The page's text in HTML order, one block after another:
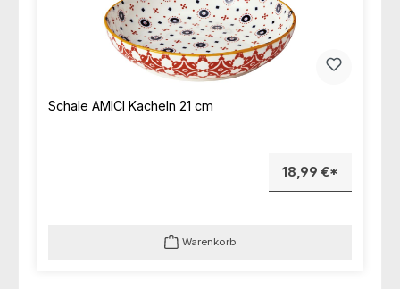
Schale AMICI Kacheln 21 cm
18,99 €*
Warenkorb